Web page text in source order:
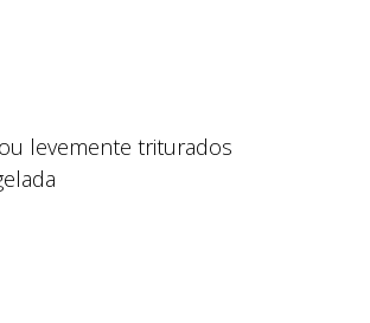
levemente triturados